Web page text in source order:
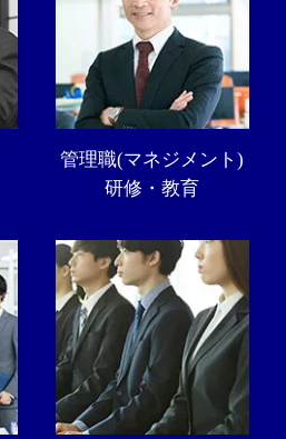
管理職(マネジメント)
研修・教育